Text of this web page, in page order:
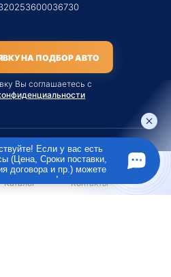
НА ПОДБОР АВТО
Вы соглашаетесь с
являются публичной офертой
Агентом приобретения
средства Клиентом.
Каталог Контакты
Если у вас есть
(Цена, Сроки поставки,
договора и пр.) можете
их мне в чат!